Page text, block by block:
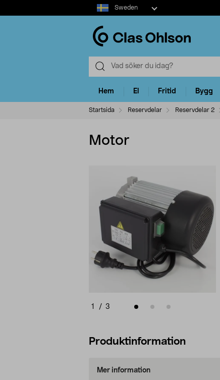
Select
market
Sweden
Hem El Fritid Bygg
Startsida Reservdelar Reservdelar 2
Motor
1 / 3
Produktinformation
Mer information